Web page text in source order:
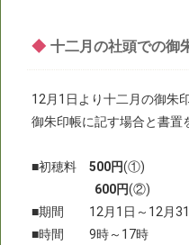
◆ 十二月の社頭での御
12月1日より十二月の御朱
御朱印帳に記す場合と書置
■初穂料500円(①)
600円(②)
■期間 12月1日～12月31
■時間 9時～17時